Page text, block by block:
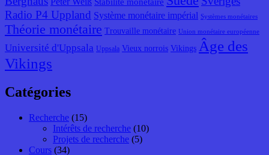
Stabilité monétaire
Radio P4 Uppland Système monétaire impérial Systèmes monétaires
Théorie monétaire Trouvaille monétaire Union monétaire européenne
Université d'Uppsala Uppsala Vieux norrois Vikings Âge des
Vikings
Catégories
Recherche (15)
Intérêts de recherche (10)
Projets de recherche (5)
Cours (34)